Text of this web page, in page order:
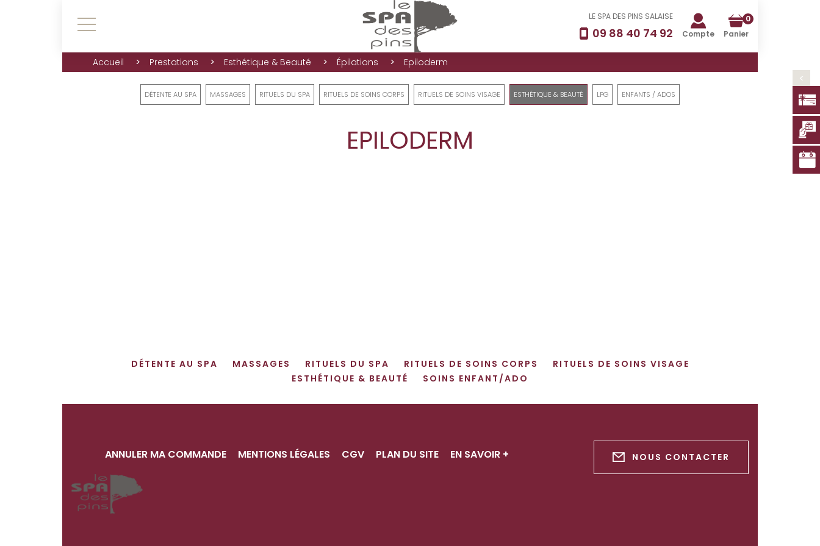
LE SPA DES PINS SALAISE
09 88 40 74 92 Compte
0
Panier
>
Accueil > Prestations > Esthétique & Beauté > Épilations > Epiloderm
DÉTENTE AU SPA MASSAGES RITUELS DU SPA RITUELS DE SOINS CORPS RITUELS DE SOINS VISAGE ESTHÉTIQUE & BEAUTÉ LPG ENFANTS / ADOS
EPILODERM
DÉTENTE AU SPA MASSAGES RITUELS DU SPA RITUELS DE SOINS CORPS
RITUELS DE SOINS VISAGE
ESTHÉTIQUE & BEAUTÉ
SOINS ENFANT/ADO
ANNULER MA COMMANDE MENTIONS LÉGALES CGV PLAN DU SITE EN SAVOIR + NOUS CONTACTER